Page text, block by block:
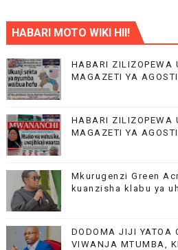
HABARI MOTO WIKI HII!
HABARI ZILIZOPEWA
MAGAZETI YA
HABARI ZILIZOPEWA
MAGAZETI YA
Mkurugenzi Green
kuanzisha klabu ya
DODOMA JIJI YATOA
VIWANJA MTUMBA,